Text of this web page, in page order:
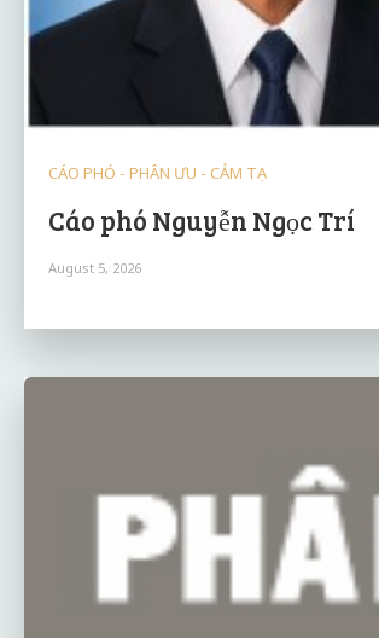
CÁO PHÓ - PHÂN ƯU - CẢM TẠ
Cáo phó Nguyễn Ngọc Trí
August 5, 2026